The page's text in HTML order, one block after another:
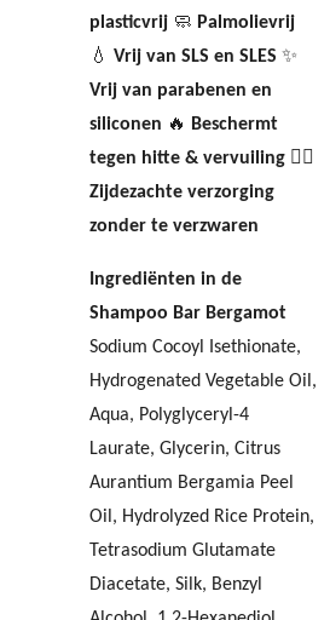
plasticvrij 🧼 Palmolievrij
💧 Vrij van SLS en SLES ✨
Vrij van parabenen en
siliconen 🔥
Beschermt
tegen hitte & vervuiling 🧖‍♀️
Zijdezachte verzorging
zonder te verzwaren
Ingrediënten in de
Shampoo Bar Bergamot
Sodium Cocoyl Isethionate,
Hydrogenated Vegetable Oil,
Aqua, Polyglyceryl-4
Laurate, Glycerin, Citrus
Aurantium Bergamia Peel
Oil, Hydrolyzed Rice Protein,
Tetrasodium Glutamate
Diacetate, Silk, Benzyl